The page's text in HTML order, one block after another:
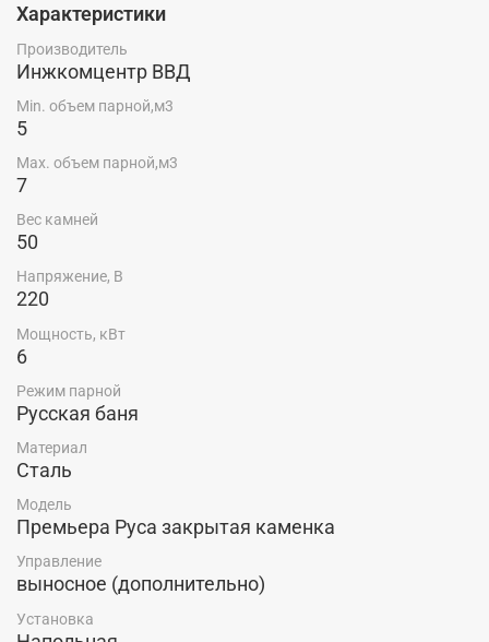
Характеристики
Производитель
Инжкомцентр ВВД
Min. объем парной,м3
5
Max. объем парной,м3
7
Вес камней
50
Напряжение, В
220
Мощность, кВт
6
Режим парной
Русская баня
Материал
Сталь
Модель
Премьера Руса закрытая каменка
Управление
выносное (дополнительно)
Установка